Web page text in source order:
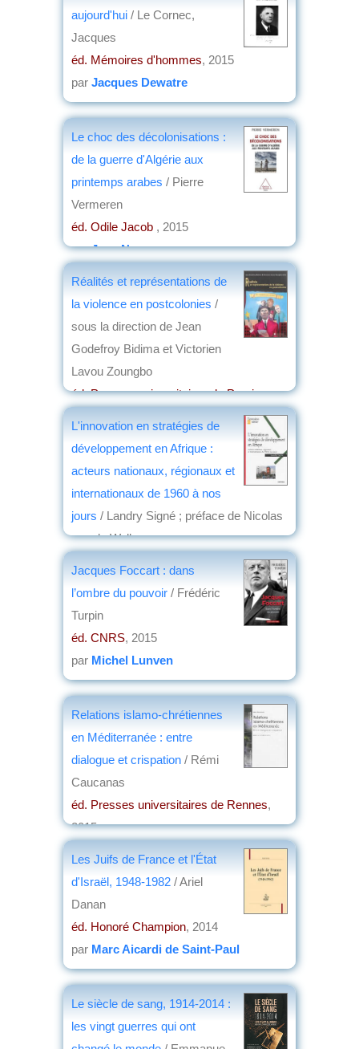
aujourd'hui / Le Cornec,
Jacques
éd. Mémoires d'hommes, 2015
par Jacques Dewatre
Le choc des décolonisations :
de la guerre d'Algérie aux
printemps arabes / Pierre
Vermeren
éd. Odile Jacob , 2015
parJean Nemo
Réalités et représentations de
la violence en postcolonies /
sous la direction de Jean
Godefroy Bidima et Victorien
Lavou Zoungbo
éd. Presses universitaires de Perpignan,
L'innovation en stratégies de
développement en Afrique :
acteurs nationaux, régionaux et
internationaux de 1960 à nos
jours / Landry Signé ; préface de Nicolas
van de Walle
Jacques Foccart : dans
l’ombre du pouvoir / Frédéric
Turpin
éd. CNRS, 2015
par Michel Lunven
Relations islamo-chrétiennes
en Méditerranée : entre
dialogue et crispation / Rémi
Caucanas
éd. Presses universitaires de Rennes,
2015
Les Juifs de France et l'État
d'Israël, 1948-1982 / Ariel
Danan
éd. Honoré Champion, 2014
par Marc Aicardi de Saint-Paul
Le siècle de sang, 1914-2014 :
les vingt guerres qui ont